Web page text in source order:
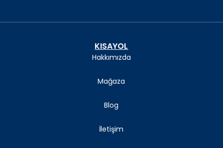
KISAYOL
Hakkımızda
Mağaza
Blog
İletişim